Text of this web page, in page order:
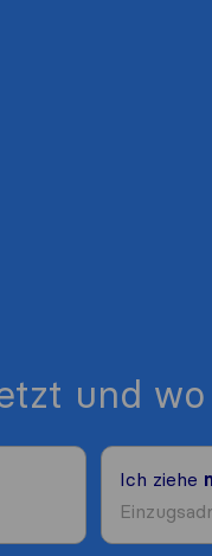
und
Ich ziehe